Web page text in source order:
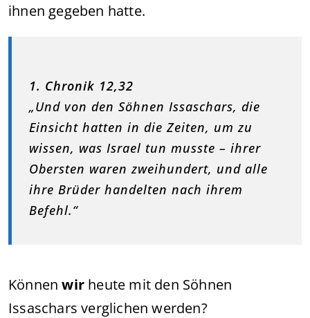
ihnen gegeben hatte.
1. Chronik 12,32
„Und von den Söhnen Issaschars, die
Einsicht hatten in die Zeiten, um zu
wissen, was Israel tun musste – ihrer
Obersten waren zweihundert, und alle
ihre Brüder handelten nach ihrem
Befehl.“
Könnenwir heute mit den Söhnen
Issaschars verglichen werden?